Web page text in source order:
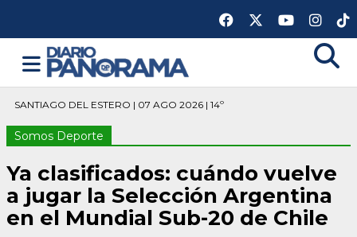
SANTIAGO DEL ESTERO | 07 AGO 2026 | 14º
Somos Deporte
Ya clasificados: cuándo vuelve
a jugar la Selección Argentina
en el Mundial Sub-20 de Chile